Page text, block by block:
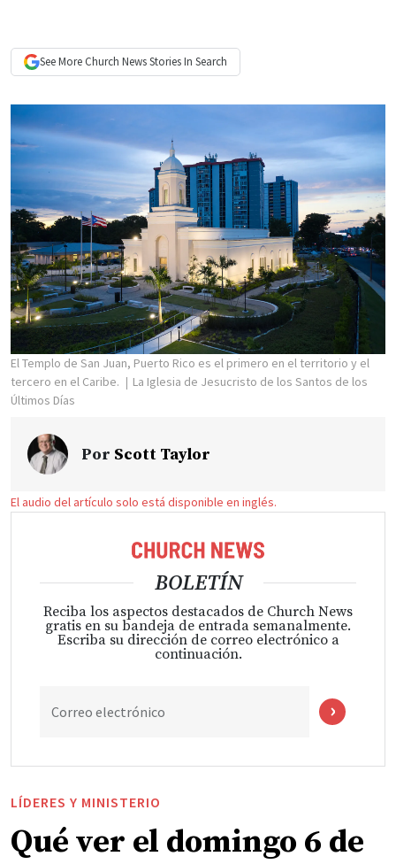
See More Church NewsStories In Search
El Templo de San Juan, Puerto Rico es el primero en el territorio y el
tercero en el Caribe.
La Iglesia de Jesucristo de los Santos de los
Últimos Días
Por Scott Taylor
El audio del artículo solo está disponible en inglés.
BOLETÍN
Reciba los aspectos destacados de Church News
gratis en su bandeja de entrada semanalmente.
Escriba su dirección de correo electrónico a
continuación.
Correo electrónico
LÍDERES Y MINISTERIO
Qué ver el domingo 6 de